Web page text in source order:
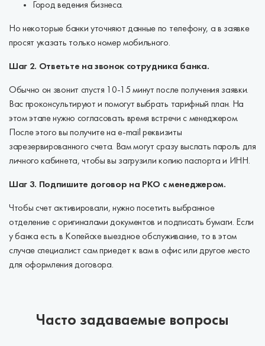
Город ведения бизнеса.
Но некоторые банки уточняют данные по телефону, а в заявке
просят указать только номер мобильного.
Шаг 2. Ответьте на звонок сотрудника банка.
Обычно он звонит спустя 10-15 минут после получения заявки.
Вас проконсультируют и помогут выбрать тарифный план. На
этом этапе нужно согласовать время встречи с менеджером.
После этого вы получите на e-mail реквизиты
зарезервированного счета. Вам могут сразу выслать пароль для
личного кабинета, чтобы вы загрузили копию паспорта и ИНН.
Шаг 3. Подпишите договор на РКО с менеджером.
Чтобы счет активировали, нужно посетить выбранное
отделение с оригиналами документов и подписать бумаги. Если
у банка есть в Копейске выездное обслуживание, то в этом
случае специалист сам приедет к вам в офис или другое место
для оформления договора.
Часто задаваемые вопросы